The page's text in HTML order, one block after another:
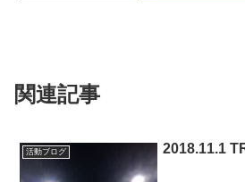
関連記事
活動ブログ